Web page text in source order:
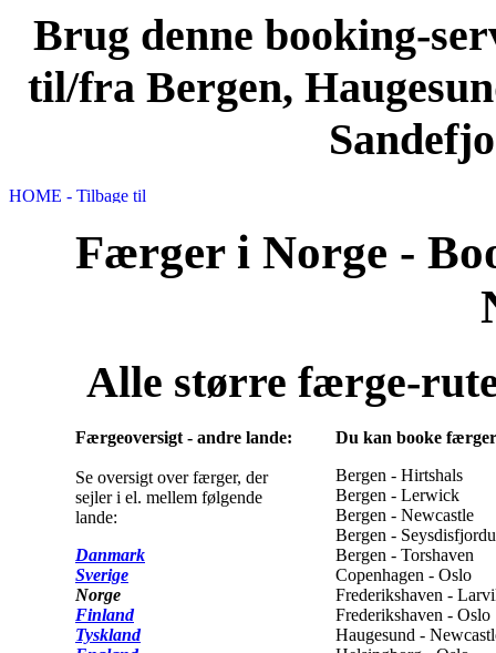
Brug denne booking-
til/fra Bergen,
Færger i Norge -
Alle større færge-
Færgeoversigt - andre lande:
Se oversigt over færger, der
sejler i el. mellem følgende
lande:
Danmark
Sverige
Norge
Finland
Tyskland
Du kan booke
Bergen - Hirtshals
Bergen - Lerwick
Bergen - Newcastle
Bergen -
Bergen - Torshaven
Copenhagen - Oslo
Frederikshaven -
Frederikshaven - Oslo
Haugesund -